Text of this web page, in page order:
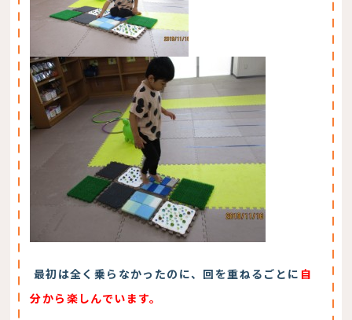
最初は全く乗らなかったのに、回を重ねるごとに 自
分から楽しんでいます。